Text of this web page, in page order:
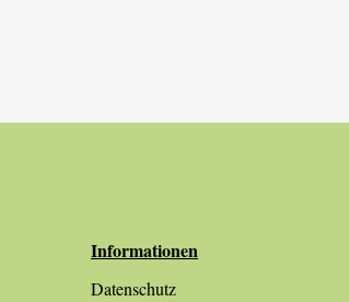
Informationen
Datenschutz